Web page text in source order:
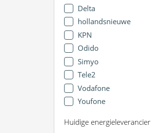
Delta
hollandsnieuwe
KPN
Odido
Simyo
Tele2
Vodafone
Youfone
Huidige energieleverancier